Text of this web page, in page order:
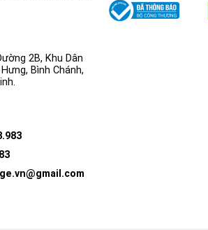
2B, Khu Dân
Bình Chánh,